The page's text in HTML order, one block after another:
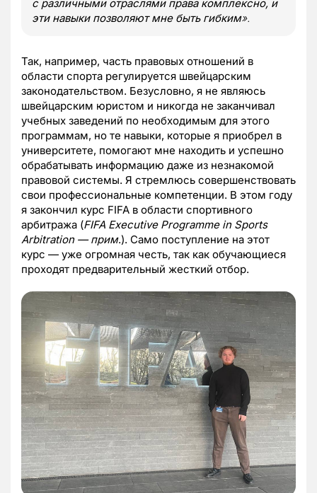
с различными отраслями права комплексно, и
эти навыки позволяют мне быть гибким».
Так, например, часть правовых отношений в
области спорта регулируется швейцарским
законодательством. Безусловно, я не являюсь
швейцарским юристом и никогда не заканчивал
учебных заведений по необходимым для этого
программам, но те навыки, которые я приобрел в
университете, помогают мне находить и успешно
обрабатывать информацию даже из незнакомой
правовой системы. Я стремлюсь совершенствовать
свои профессиональные компетенции. В этом году
я закончил курс FIFA в области спортивного
арбитража (FIFA Executive Programme in Sports
Arbitration — прим.). Само поступление на этот
курс — уже огромная честь, так как обучающиеся
проходят предварительный жесткий отбор.